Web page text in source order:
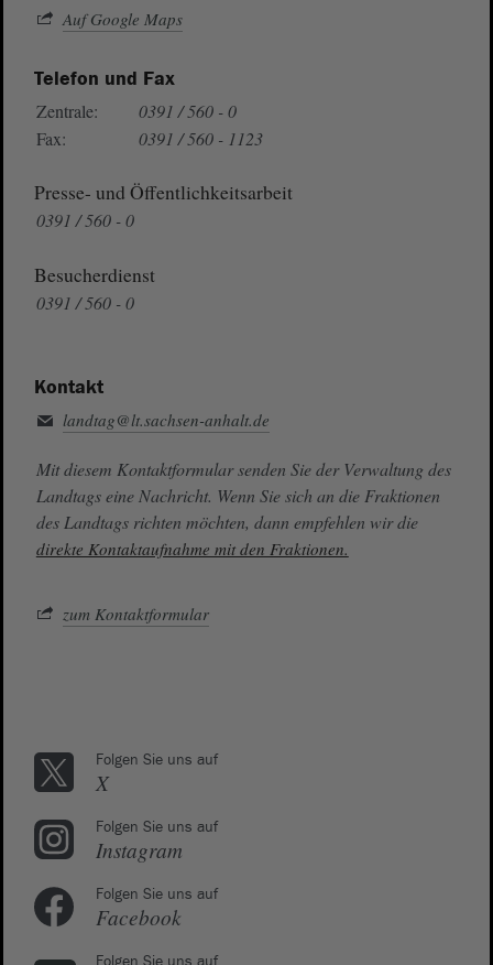
Auf Google Maps
Telefon und Fax
Zentrale:
0391 / 560 - 0
Fax:
0391 / 560 - 1123
Presse- und Öffentlichkeitsarbeit
0391 / 560 - 0
Besucherdienst
0391 / 560 - 0
Kontakt
landtag@lt.sachsen-anhalt.de
Mit diesem Kontaktformular senden Sie der Verwaltung des
Landtags eine Nachricht. Wenn Sie sich an die Fraktionen
des Landtags richten möchten, dann empfehlen wir die
direkte Kontaktaufnahme mit den Fraktionen.
zum Kontaktformular
Folgen Sie uns auf
X
Folgen Sie uns auf
Instagram
Folgen Sie uns auf
Facebook